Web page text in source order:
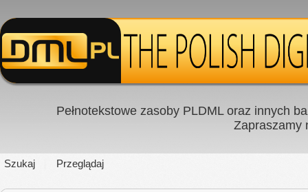
Pełnotekstowe zasoby PLDML oraz innych
Zapraszamy
Szukaj Przeglądaj